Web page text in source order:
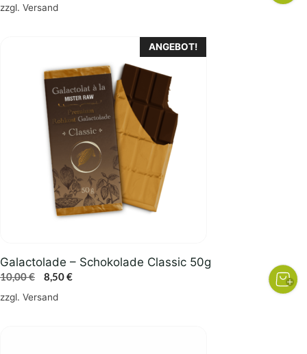
zzgl. Versand
ANGEBOT!
Galactolade – Schokolade Classic 50g
10,00€
Ursprünglicher
Preis
8,50€Aktueller
zzgl. Versand